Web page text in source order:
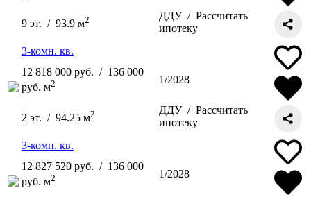
9 эт. / 93.9 м2 ДДУ / Рассчитать
ипотеку
3-комн. кв.
12 818 000 руб. / 136 000
руб. м2 1/2028
2 эт. / 94.25 м2 ДДУ / Рассчитать
ипотеку
3-комн. кв.
12 827 520 руб. / 136 000
руб. м2 1/2028